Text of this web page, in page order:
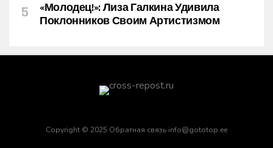
«Молодец!»: Лиза Галкина Удивила
Поклонников Своим Артистизмом
Copyright © 2025 Обратная связь info@gototop.ee